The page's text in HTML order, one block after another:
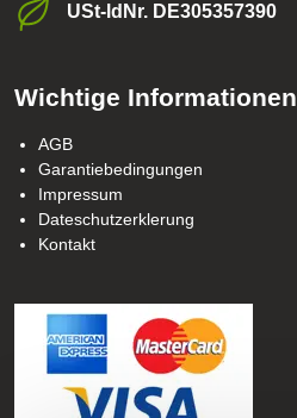
USt-ldNr​. DE305357390
Wichtige Informationen
AGB
Garantiebedingungen
Impressum
Dateschutzerklerung
Kontakt